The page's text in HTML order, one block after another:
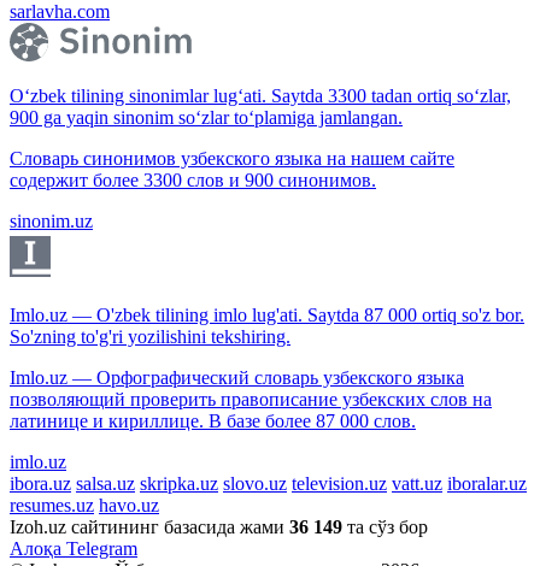
sarlavha.com
O‘zbek tilining sinonimlar lug‘ati. Saytda 3300 tadan ortiq so‘zlar,
900 ga yaqin sinonim so‘zlar to‘plamiga jamlangan.
Словарь синонимов узбекского языка на нашем сайте
содержит более 3300 слов и 900 синонимов.
sinonim.uz
Imlo.uz — O'zbek tilining imlo lug'ati. Saytda 87 000 ortiq so'z bor.
So'zning to'g'ri yozilishini tekshiring.
Imlo.uz — Орфографический словарь узбекского языка
позволяющий проверить правописание узбекских слов на
латинице и кириллице. В базе более 87 000 слов.
imlo.uz
ibora.uz salsa.uz skripka.uz slovo.uz television.uz vatt.uz iboralar.uz
resumes.uz havo.uz
Izoh.uz сайтининг базасида жами 36 149 та сўз бор
Алоқа Telegram